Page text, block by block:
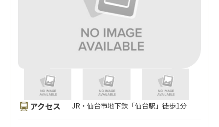
アクセス JR・仙台市地下鉄「仙台駅」徒歩1分